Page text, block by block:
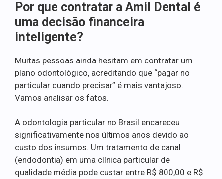
Por que contratar a Amil Dental é
uma decisão financeira
inteligente?
Muitas pessoas ainda hesitam em contratar um
plano odontológico, acreditando que “pagar no
particular quando precisar” é mais vantajoso.
Vamos analisar os fatos.
A odontologia particular no Brasil encareceu
significativamente nos últimos anos devido ao
custo dos insumos. Um tratamento de canal
(endodontia) em uma clínica particular de
qualidade média pode custar entre R$ 800,00 e R$